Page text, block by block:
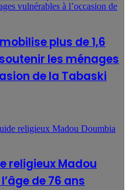
plus de 1,6
les ménages
de la Tabaski
religieux Madou
de 76 ans